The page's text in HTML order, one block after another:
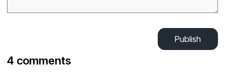
Publish
4 comments